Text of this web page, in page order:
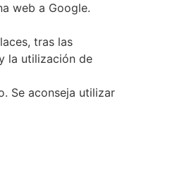
web a Google.
tras las
la utilización de
Se aconseja utilizar